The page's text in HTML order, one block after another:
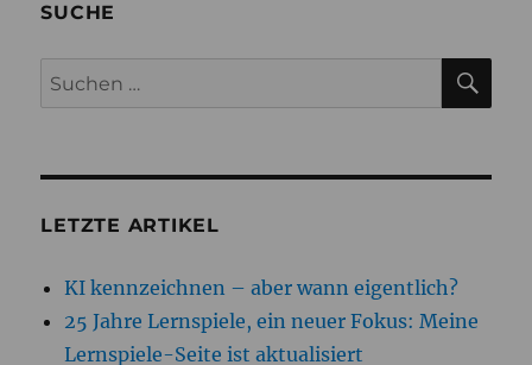
SUCHE
Suchen
nach:
LETZTE ARTIKEL
KI kennzeichnen – aber wann eigentlich?
25 Jahre Lernspiele, ein neuer Fokus: Meine
Lernspiele-Seite ist aktualisiert